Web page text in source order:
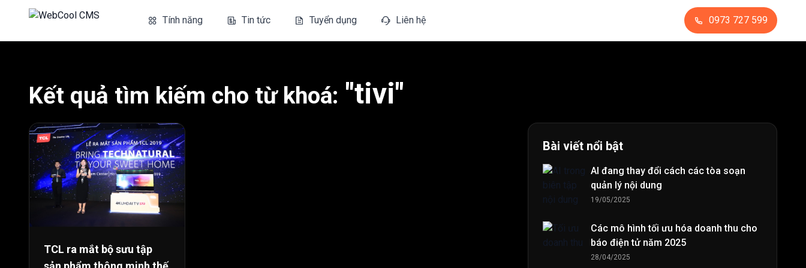
Tính năng Tin tức Tuyển dụng Liên hệ 0973 727 599
Kết quả tìm kiếm cho từ khoá: "tivi"
TCL ra mắt bộ sưu tập
Bài viết nổi bật
AI đang thay đổi cách các tòa soạn
quản lý nội dung
19/05/2025
Các mô hình tối ưu hóa doanh thu cho
báo điện tử năm 2025
28/04/2025